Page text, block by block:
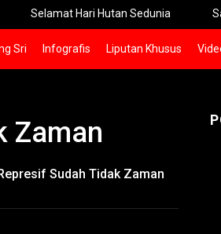
Hari Hutan Sedunia Said
Sri Infografis Liputan Khusus
Zaman
Sudah Tidak Zaman